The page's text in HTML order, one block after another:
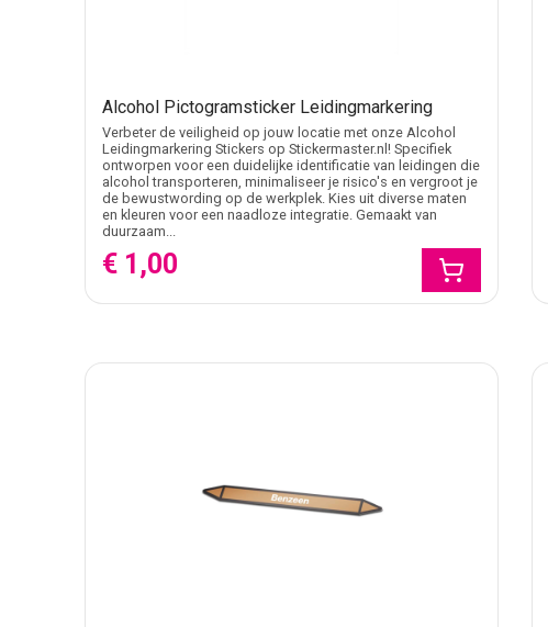
Alcohol Pictogramsticker Leidingmarkering
Verbeter de veiligheid op jouw locatie met onze Alcohol
Leidingmarkering Stickers op Stickermaster.nl! Specifiek
ontworpen voor een duidelijke identificatie van leidingen die
alcohol transporteren, minimaliseer je risico's en vergroot je
de bewustwording op de werkplek. Kies uit diverse maten
en kleuren voor een naadloze integratie. Gemaakt van
duurzaam...
€ 1,00